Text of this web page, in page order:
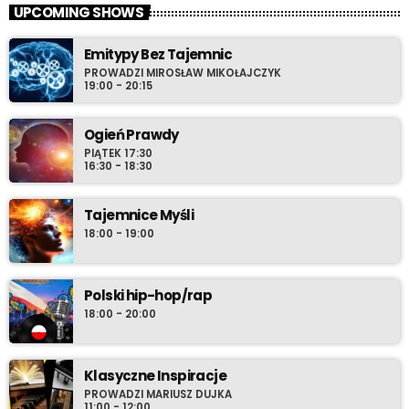
podróż do źródeł pierwszych, zapamiętanych utworów
muzycznych. Stamtąd rzeką bardziej świadomych wyborów
wieku młodzieńczego, wprost do oceanu współczesności gdzie
szanse wyłowienia najnowszego, osobistego przeboju zdają się
być nieskończone. Nie chowaj zatem w środowy wieczór
swoich przyborów do relaksu i ustaw radio-komputer na Radio
Cenzura o 21:30 polskiego czasu.
UPCOMING SHOWS
Emitypy Bez Tajemnic
PROWADZI MIROSŁAW MIKOŁAJCZYK
19:00 - 20:15
Ogień Prawdy
PIĄTEK 17:30
16:30 - 18:30
Tajemnice Myśli
18:00 - 19:00
Polski hip-hop/rap
18:00 - 20:00
Klasyczne Inspiracje
PROWADZI MARIUSZ DUJKA